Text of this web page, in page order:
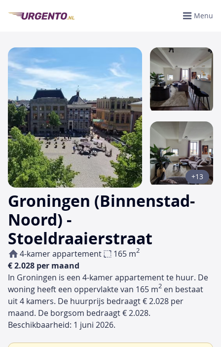
Menu
Groningen (Binnenstad-
Noord) -
Stoeldraaierstraat
4-kamer appartement 165 m2
€ 2.028 per maand
+13
In Groningen is een 4-kamer appartement te huur. De
woning heeft een oppervlakte van 165 m2 en bestaat
uit 4 kamers. De huurprijs bedraagt € 2.028 per
maand. De borgsom bedraagt € 2.028.
Beschikbaarheid: 1 juni 2026.